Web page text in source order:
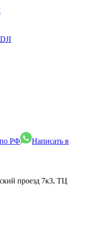
РФ
Написать в
проезд 7к3, ТЦ